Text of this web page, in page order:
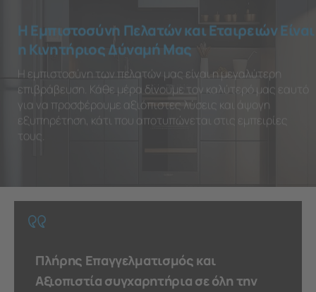
Η Εμπιστοσύνη Πελατών και Εταιρειών Είναι
η Κινητήριος Δύναμή Μας
Η εμπιστοσύνη των πελατών μας είναι η μεγαλύτερη
επιβράβευση. Κάθε μέρα δίνουμε τον καλύτερό μας εαυτό
για να προσφέρουμε αξιόπιστες λύσεις και άψογη
εξυπηρέτηση, κάτι που αποτυπώνεται στις εμπειρίες
τους.
Πλήρης Επαγγελματισμός και
Αξιοπιστία συγχαρητήρια σε όλη την